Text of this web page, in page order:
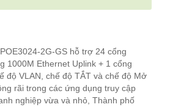
2G-GS hỗ trợ 24 cổng
1000M Ethernet Uplink + 1 cổng
độ VLAN, chế độ TẮT và chế độ Mở
rãi trong các ứng dụng truy cập
nghiệp vừa và nhỏ, Thành phố